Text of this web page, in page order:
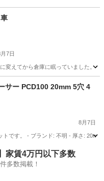
車
7日
変えてから倉庫に眠っていました。
外用品
サー PCD100 20mm 5穴 4
8月7日
です。 - ブランド: 不明 - 厚さ:
家賃4万円以下多数
多数掲載！